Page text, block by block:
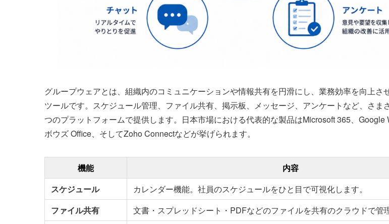
グループウェアとは、組織内のコミュニケーションや情報共有を円滑にし、業務効率を向上さ
ツールです。スケジュール管理、ファイル共有、掲示板、メッセージ、アンケートなど、さま
つのプラットフォームで提供します。日本市場における代表的な製品はMicrosoft 365、Google
ボウズ Office、そしてZoho Connectなどが挙げられます。
機能
内容
スケジュール
カレンダー機能。社員のスケジュールをひと目で可視化します。
ファイル共有
文書・スプレッドシート・PDFなどのファイルを共有のクラウドで管